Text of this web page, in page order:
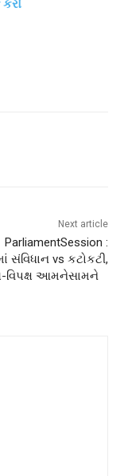
Next article
ParliamentSession :
સંવિધાન vs કટોકટી,
વિપક્ષ આમનેસામને